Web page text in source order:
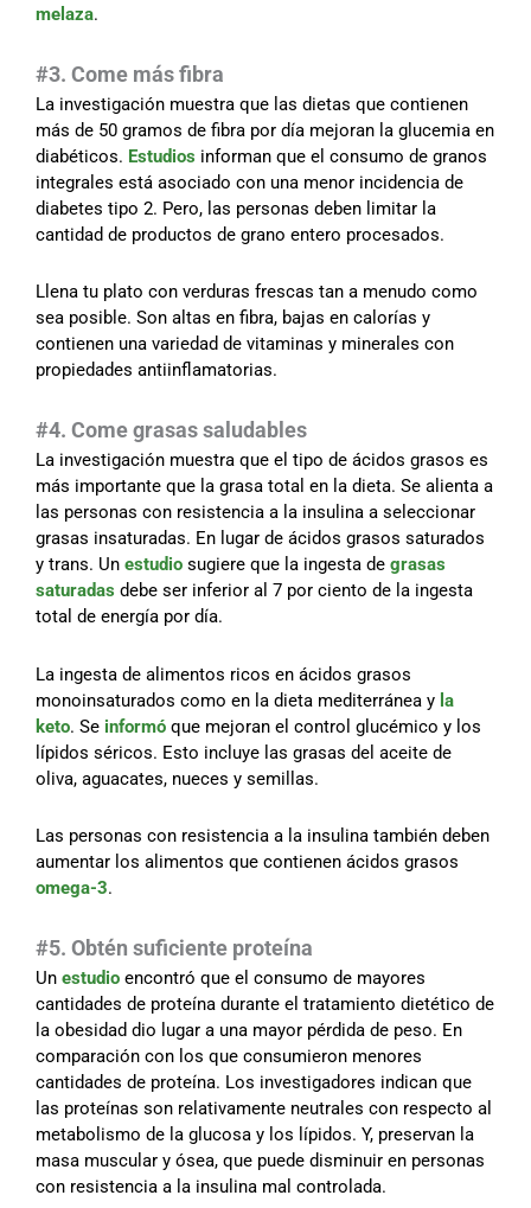
melaza.
#3. Come más fibra
La investigación muestra que las dietas que contienen
más de 50 gramos de fibra por día mejoran la glucemia en
diabéticos. Estudios informan que el consumo de granos
integrales está asociado con una menor incidencia de
diabetes tipo 2. Pero, las personas deben limitar la
cantidad de productos de grano entero procesados.
Llena tu plato con verduras frescas tan a menudo como
sea posible. Son altas en fibra, bajas en calorías y
contienen una variedad de vitaminas y minerales con
propiedades antiinflamatorias.
#4. Come grasas saludables
La investigación muestra que el tipo de ácidos grasos es
más importante que la grasa total en la dieta. Se alienta a
las personas con resistencia a la insulina a seleccionar
grasas insaturadas. En lugar de ácidos grasos saturados
y trans. Un estudio sugiere que la ingesta de grasas
saturadas debe ser inferior al 7 por ciento de la ingesta
total de energía por día.
La ingesta de alimentos ricos en ácidos grasos
monoinsaturados como en la dieta mediterránea y la
keto. Se informó que mejoran el control glucémico y los
lípidos séricos. Esto incluye las grasas del aceite de
oliva, aguacates, nueces y semillas.
Las personas con resistencia a la insulina también deben
aumentar los alimentos que contienen ácidos grasos
omega-3.
#5. Obtén suficiente proteína
Un estudio encontró que el consumo de mayores
cantidades de proteína durante el tratamiento dietético de
la obesidad dio lugar a una mayor pérdida de peso. En
comparación con los que consumieron menores
cantidades de proteína. Los investigadores indican que
las proteínas son relativamente neutrales con respecto al
metabolismo de la glucosa y los lípidos. Y, preservan la
masa muscular y ósea, que puede disminuir en personas
con resistencia a la insulina mal controlada.